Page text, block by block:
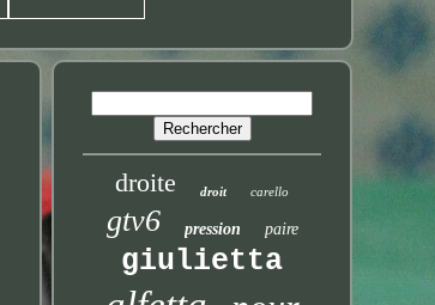
droite droit carello
gtv6 pression paire
giulietta